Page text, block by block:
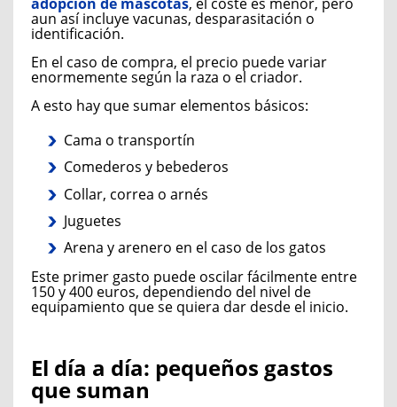
aun así incluye vacunas, desparasitación o
identificación.
En el caso de compra, el precio puede variar
enormemente según la raza o el criador.
A esto hay que sumar elementos básicos:
Cama o transportín
Comederos y bebederos
Collar, correa o arnés
Juguetes
Arena y arenero en el caso de los gatos
Este primer gasto puede oscilar fácilmente entre
150 y 400 euros, dependiendo del nivel de
equipamiento que se quiera dar desde el inicio.
El día a día: pequeños gastos
que suman